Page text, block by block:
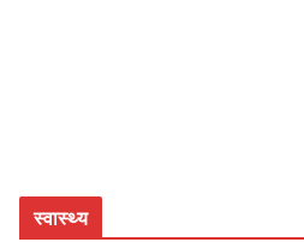
स्वास्थ्य